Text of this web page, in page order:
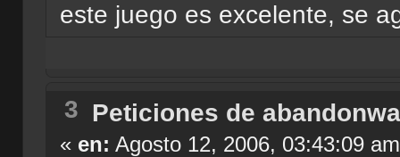
este juego es excelente, se
3 Peticiones de
« en: Agosto 12, 2006, 03:43:09